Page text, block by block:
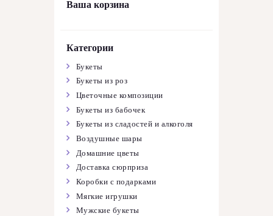
Ваша корзина
Категории
Букеты
Букеты из роз
Цветочные композиции
Букеты из бабочек
Букеты из сладостей и алкоголя
Воздушные шары
Домашние цветы
Доставка сюрприза
Коробки с подарками
Мягкие игрушки
Мужские букеты